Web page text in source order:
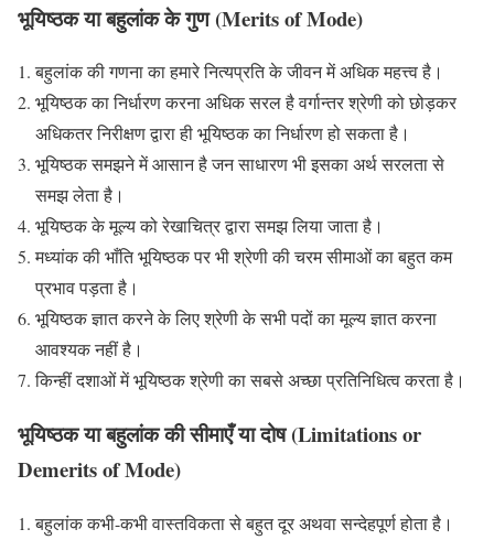
भूयिष्ठक या बहुलांक के गुण (Merits of Mode)
बहुलांक की गणना का हमारे नित्यप्रति के जीवन में अधिक महत्त्व है।
भूयिष्ठक का निर्धारण करना अधिक सरल है वर्गान्तर श्रेणी को छोड़कर
अधिकतर निरीक्षण द्वारा ही भूयिष्ठक का निर्धारण हो सकता है।
भूयिष्ठक समझने में आसान है जन साधारण भी इसका अर्थ सरलता से
समझ लेता है।
भूयिष्ठक के मूल्य को रेखाचित्र द्वारा समझ लिया जाता है।
मध्यांक की भाँति भूयिष्ठक पर भी श्रेणी की चरम सीमाओं का बहुत कम
प्रभाव पड़ता है।
भूयिष्ठक ज्ञात करने के लिए श्रेणी के सभी पदों का मूल्य ज्ञात करना
आवश्यक नहीं है।
किन्हीं दशाओं में भूयिष्ठक श्रेणी का सबसे अच्छा प्रतिनिधित्व करता है।
भूयिष्ठक या बहुलांक की सीमाएँ या दोष (Limitations or
Demerits of Mode)
बहुलांक कभी-कभी वास्तविकता से बहुत दूर अथवा सन्देहपूर्ण होता है।